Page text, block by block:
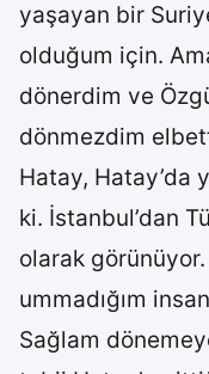
yaşayan bir
olduğum için.
dönerdim ve
dönmezdim
Hatay, Hatay’da
ki. İstanbul’dan
olarak
ummadığım
Sağlam